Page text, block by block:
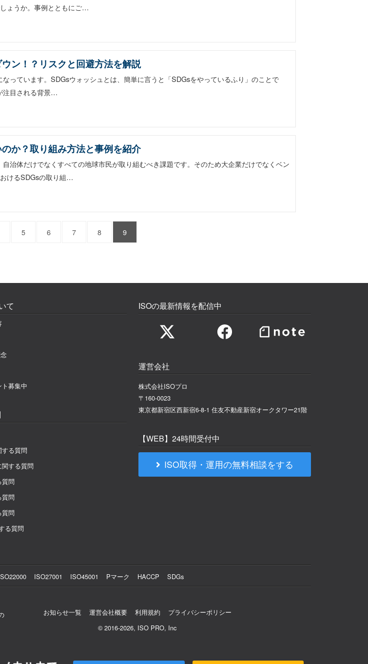
ょうか。事例とともにご…
ン！？リスクと回避方法を解説
っています。SDGsウォッシュとは、簡単に言うと「SDGsをやっているふり」のことで
注目される背景…
か？取り組み方法と事例を紹介
治体だけでなくすべての地球市民が取り組むべき課題です。そのため大企業だけでなくベン
けるSDGsの取り組…
5 6 7 8 9
て
ト募集中
る質問
する質問
問
問
問
る質問
ISOの最新情報を配信中
運営会社
株式会社ISOプロ
〒160-0023
東京都新宿区西新宿6-8-1 住友不動産新宿オークタワー21階
【WEB】24時間受付中
ISO取得・運用の無料相談をする
ISO27001 ISO45001 Pマーク HACCP SDGs
お知らせ一覧 運営会社概要 利用規約
プライバシーポリシー
© 2016-2026, ISO PRO, Inc